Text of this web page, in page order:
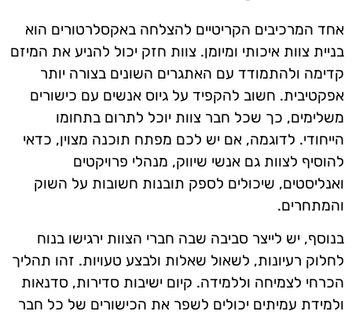
אחד המרכיבים הקריטיים להצלחה באקסלרטורים הוא
בניית צוות איכותי ומיומן. צוות חזק יכול להניע את המיזם
קדימה ולהתמודד עם האתגרים השונים בצורה יותר
אפקטיבית. חשוב להקפיד על גיוס אנשים עם כישורים
משלימים, כך שכל חבר צוות יוכל לתרום בתחומו
הייחודי. לדוגמה, אם יש לכם מפתח תוכנה מצוין, כדאי
להוסיף לצוות גם אנשי שיווק, מנהלי פרויקטים
ואנליסטים, שיכולים לספק תובנות חשובות על השוק
והמתחרים.
בנוסף, יש לייצר סביבה שבה חברי הצוות ירגישו בנוח
לחלוק רעיונות, לשאול שאלות ולבצע טעויות. זהו תהליך
הכרחי לצמיחה וללמידה. קיום ישיבות סדירות, סדנאות
ולמידת עמיתים יכולים לשפר את הכישורים של כל חבר